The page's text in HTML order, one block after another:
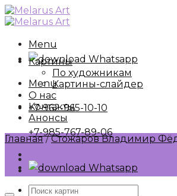
Skip
to
Menu
Whatsapp
Menu
+7-962-965-10-10
+7-985-767-89-06
Whatsapp
Искать:
Картины
По художникам
Картины-слайдер
О нас
Контакты
Анонсы
Главная / Стожаров Владимир